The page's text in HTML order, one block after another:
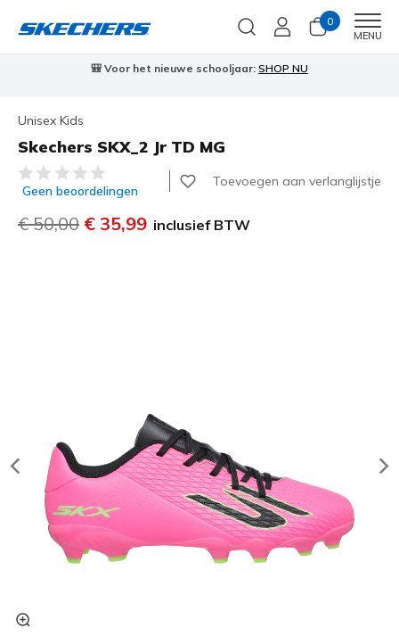
0
MENU
🎒 Voor het nieuwe schooljaar: SHOP NU
Unisex Kids
Skechers SKX_2 Jr TD MG
4,6 van de 5 klantbeoordelingen
Geen beoordelingen
Toevoegen aan verlanglijstje
Prijs verlaagd van
€ 50,00 naar
€ 35,99 inclusief BTW